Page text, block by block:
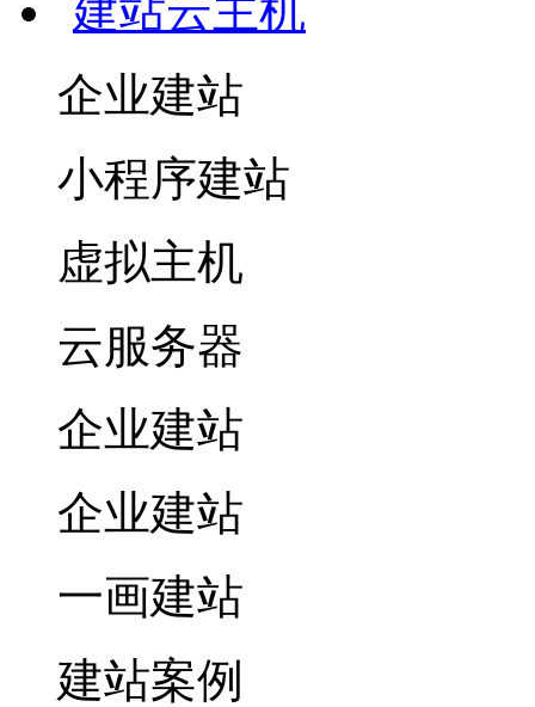
建站云主机
企业建站
小程序建站
虚拟主机
云服务器
企业建站
企业建站
一画建站
建站案例